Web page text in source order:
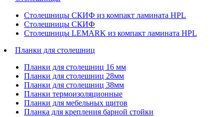
Столешницы СКИФ из компакт ламината HPL
Столешницы СКИФ
Столешницы LEMARK из компакт ламината HPL
Планки для столешниц
Планки для столешниц 16 мм
Планки для столешниц 28мм
Планки для столешниц 38мм
Планки термоизоляционные
Планки для мебельных щитов
Планка для крепления барной стойки